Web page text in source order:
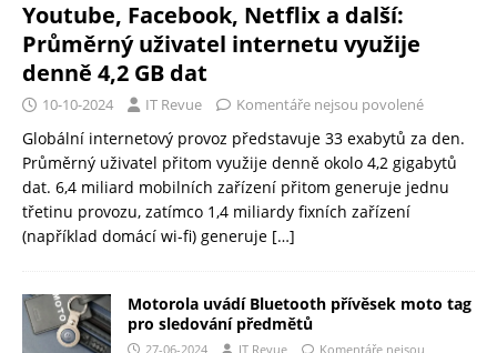
Youtube, Facebook, Netflix a další:
Průměrný uživatel internetu využije
denně 4,2 GB dat
10-10-2024 IT Revue Komentáře nejsou povolené
Globální internetový provoz představuje 33 exabytů za den.
Průměrný uživatel přitom využije denně okolo 4,2 gigabytů
dat. 6,4 miliard mobilních zařízení přitom generuje jednu
třetinu provozu, zatímco 1,4 miliardy fixních zařízení
(například domácí wi-fi) generuje […]
Motorola uvádí Bluetooth přívěsek moto tag
pro sledování předmětů
27-06-2024 IT Revue
Komentáře nejsou